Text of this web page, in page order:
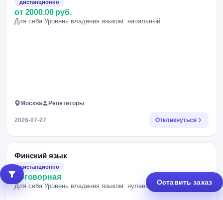
дистанционно
от 2000.00 руб.
Для себя Уровень владения языком: начальный
Москва Репетиторы
2026-07-27 Откликнуться
Финский язык
дистанционно
договорная
Для себя Уровень владения языком: нулевой Оставить заказ